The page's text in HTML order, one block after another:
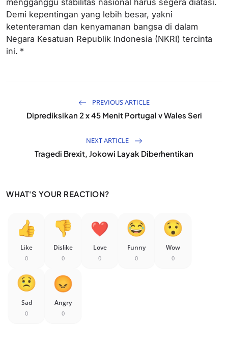
Demi kepentingan yang lebih besar, yakni
ketenteraman dan kenyamanan bangsa di dalam
Negara Kesatuan Republik Indonesia (NKRI) tercinta
ini. *
PREVIOUS ARTICLE
Diprediksikan 2 x 45 Menit Portugal v Wales Seri
NEXT ARTICLE
Tragedi Brexit, Jokowi Layak Diberhentikan
WHAT'S YOUR REACTION?
Like
0
Dislike
0
Love
0
Funny
0
Wow
0
Sad
0
Angry
0